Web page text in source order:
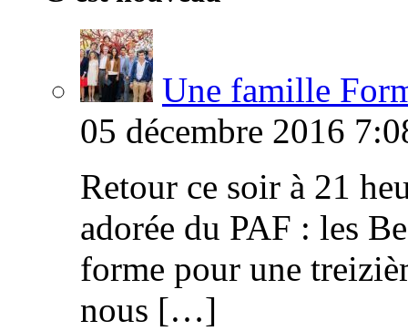
Une famille
05 décembre 2016
Retour ce soir à 21
adorée du PAF : les
forme pour une
nous […]